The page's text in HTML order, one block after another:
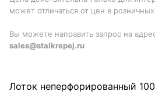
может отличаться от цен в
Вы можете направить запрос на
sales@stalkrepej.ru
Лоток неперфорированный